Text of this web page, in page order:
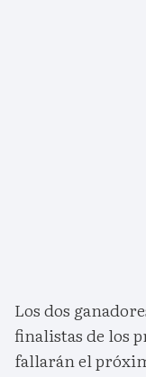
Los dos
finalistas de los
fallarán el